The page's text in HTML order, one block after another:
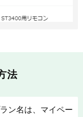
法
ン名は、マイペー